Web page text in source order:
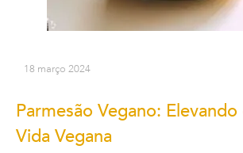
18 março 2024
Parmesão Vegano:
Vida Vegana